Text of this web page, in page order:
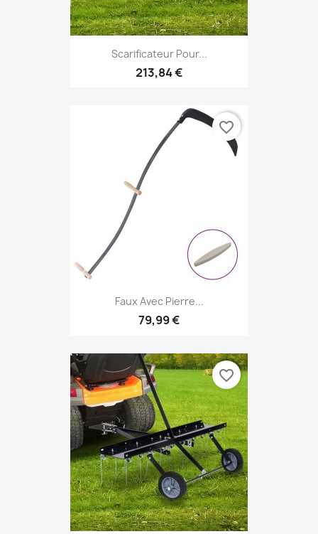
Scarificateur Pour...
213,84 €
Faux Avec Pierre...
79,99 €
favorite_border
favorite_border